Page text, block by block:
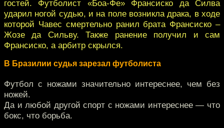
гостей. Футболист «Боа-Фе» Франсиско да Силва
ударил ногой судью, и на поле возникла драка, в ходе
которой Чавес смертельно ранил брата Франсиско –
Жозе да Сильву. Также ранение получил и сам
Франсиско, а арбитр скрылся.
В Бразилии судья зарезал футболиста
Футбол с ножами значительно интереснее, чем без
ножей.
Да и любой другой спорт с ножами интереснее — что
бокс, что борьба.